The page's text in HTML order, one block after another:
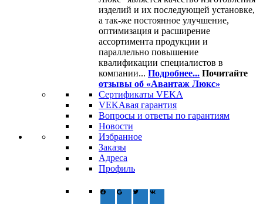
изделий и их последующей установке,
а так-же постоянное улучшение,
оптимизация и расширение
ассортимента продукции и
параллельно повышение
квалификации специалистов в
компании... Подробнее... Почитайте
отзывы об «Авантаж Люкс»
Сертификаты VEKA
VEKAвая гарантия
Вопросы и ответы по гарантиям
Новости
Избранное
Заказы
Адреса
Профиль